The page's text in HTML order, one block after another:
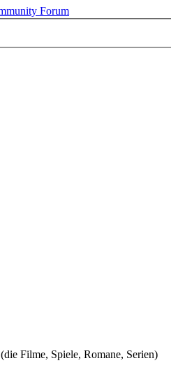
Forum
Filme, Spiele, Romane, Serien)